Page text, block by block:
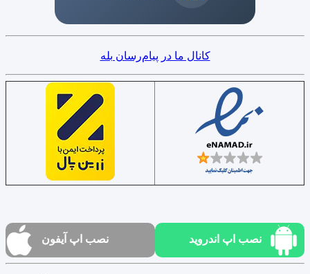
کانال ما در پیام‌رسان بله
نصب اپ اندروید نصب اپ آیفون